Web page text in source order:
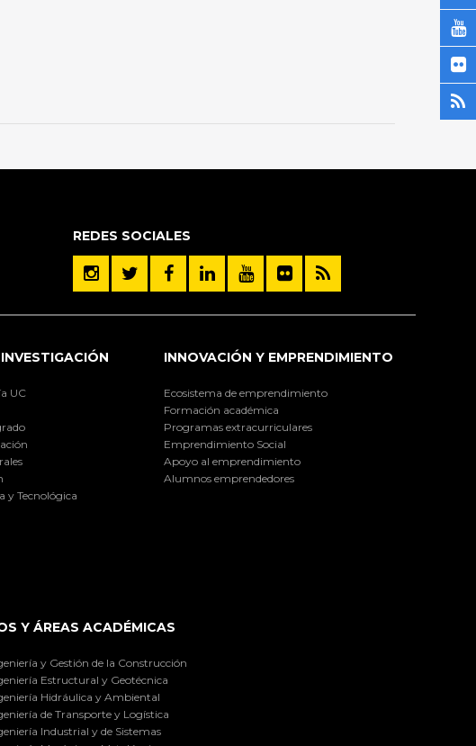
REDES SOCIALES
UC
y Tecnológica
INNOVACIÓN Y EMPRENDIMIENTO
Ecosistema de emprendimiento
Formación académica
Programas extracurriculares
Emprendimiento Social
Apoyo al emprendimiento
Alumnos emprendedores
Y ÁREAS ACADÉMICAS
y Gestión de la Construcción
Estructural y Geotécnica
Hidráulica y Ambiental
de Transporte y Logística
Industrial y de Sistemas